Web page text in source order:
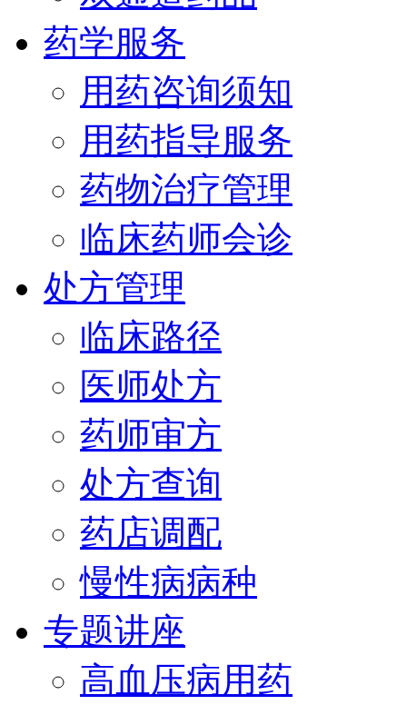
药学服务
用药咨询须知
用药指导服务
药物治疗管理
临床药师会诊
处方管理
临床路径
医师处方
药师审方
处方查询
药店调配
慢性病病种
专题讲座
高血压病用药